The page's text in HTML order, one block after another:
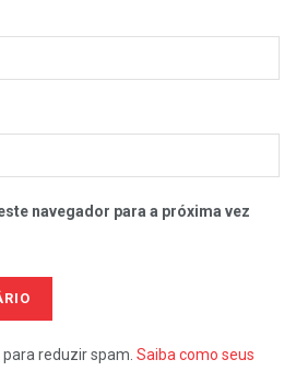
navegador para a próxima vez
reduzir spam. Saiba como seus